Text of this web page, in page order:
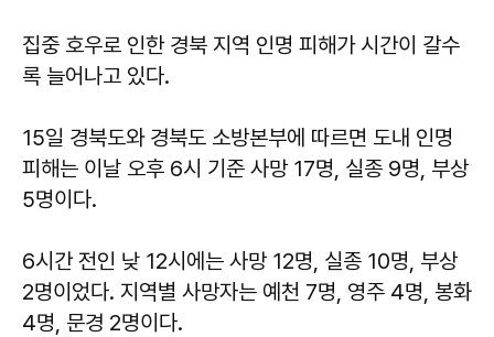
집중 호우로 인한 경북 지역 인명 피해가 시간이 갈수
록 늘어나고 있다.
15일 경북도와 경북도 소방본부에 따르면 도내 인명
피해는 이날 오후 6시 기준 사망 17명, 실종 9명, 부상
5명이다.
6시간 전인 낮 12시에는 사망 12명, 실종 10명, 부상
2명이었다. 지역별 사망자는 예천 7명, 영주 4명, 봉화
4명, 문경 2명이다.